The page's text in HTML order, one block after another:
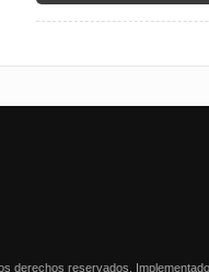
derechos reservados.